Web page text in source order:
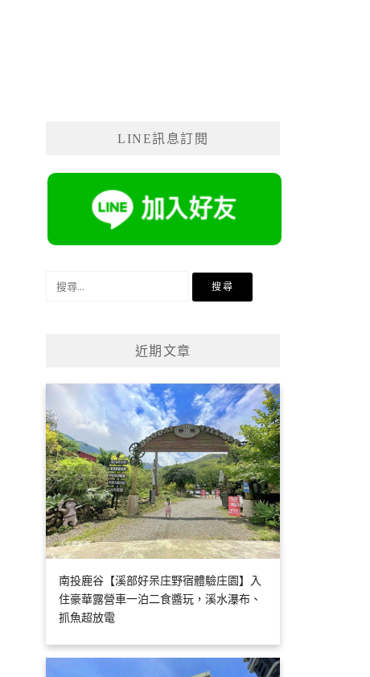
LINE訊息訂閱
近期文章
南投鹿谷【溪部好呆庄野宿體驗庄園】入
住豪華露營車一泊二食醬玩，溪水瀑布、
抓魚超放電